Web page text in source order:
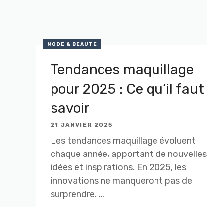
MODE & BEAUTÉ
Tendances maquillage
pour 2025 : Ce qu’il faut
savoir
21 JANVIER 2025
Les tendances maquillage évoluent
chaque année, apportant de nouvelles
idées et inspirations. En 2025, les
innovations ne manqueront pas de
surprendre. ...